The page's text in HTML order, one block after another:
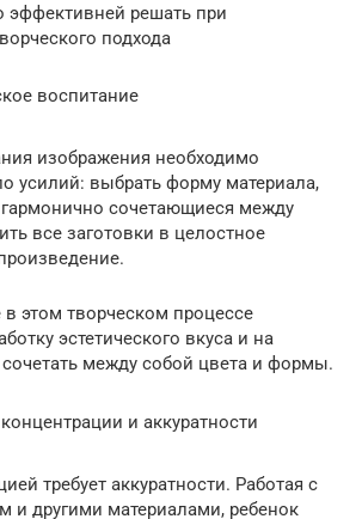
эффективней решать при
подхода
воспитание
изображения необходимо
усилий: выбрать форму материала,
гармонично сочетающиеся между
все заготовки в целостное
этом творческом процессе
эстетического вкуса и на
между собой цвета и формы.
и аккуратности
требует аккуратности. Работая с
и другими материалами, ребенок